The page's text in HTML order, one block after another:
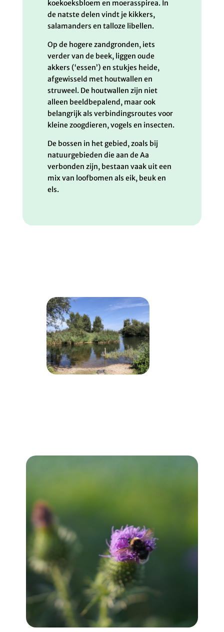
koekoeksbloem en moerasspirea. In
de natste delen vindt je kikkers,
salamanders en talloze libellen.
Op de hogere zandgronden, iets
verder van de beek, liggen oude
akkers (‘essen’) en stukjes heide,
afgewisseld met houtwallen en
struweel. De houtwallen zijn niet
alleen beeldbepalend, maar ook
belangrijk als verbindingsroutes voor
kleine zoogdieren, vogels en insecten.
De bossen in het gebied, zoals bij
natuurgebieden die aan de Aa
verbonden zijn, bestaan vaak uit een
mix van loofbomen als eik, beuk en
els.